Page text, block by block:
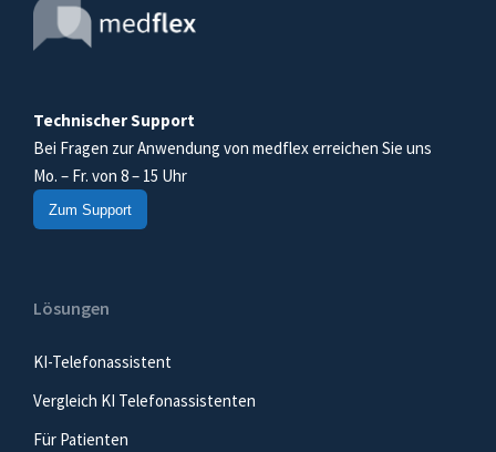
Technischer Support
Bei Fragen zur Anwendung von medflex erreichen Sie uns
Mo. – Fr. von 8 – 15 Uhr
Zum Support
Lösungen
KI-Telefonassistent
Vergleich KI Telefonassistenten
Für Patienten